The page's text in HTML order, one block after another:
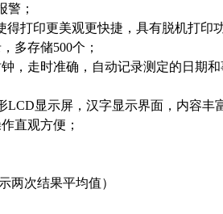
警；
得打印更美观更快捷，具有脱机打印
多存储500个；
，走时准确，自动记录测定的日期
LCD显示屏，汉字显示界面，内容丰
直观方便；
两次结果平均值）